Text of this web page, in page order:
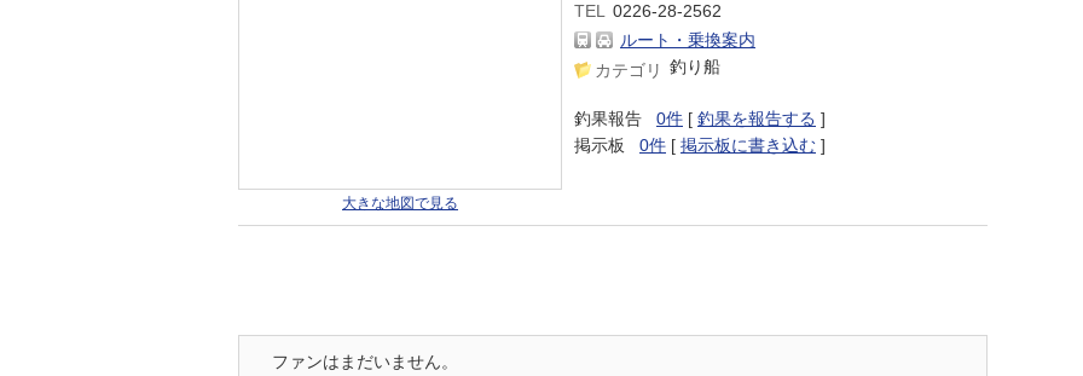
大きな地図で見る
TEL
0226-28-2562
ルート・乗換案内
カテゴリ 釣り船
釣果報告 0件 [ 釣果を報告する ]
掲示板
0件 [ 掲示板に書き込む ]
ファンはまだいません。